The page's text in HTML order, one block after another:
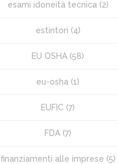
esami idoneità tecnica (2)
estintori (4)
EU OSHA (58)
eu-osha (1)
EUFIC (7)
FDA (7)
finanziamenti alle imprese (5)